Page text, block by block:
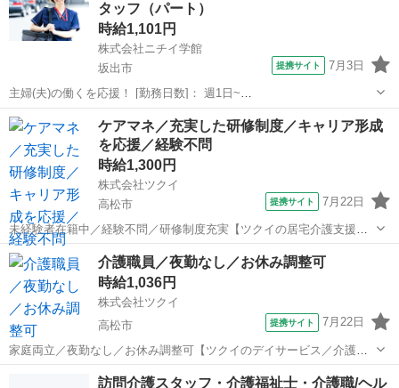
タッフ（パート）
時給1,101円
株式会社ニチイ学館
坂出市
提携サイト 7月3日
主婦(夫)の働くを応援！ [勤務日数]： 週1日~
10:00~16:00/09:00~15:00/08:00~12:00/09:00~17:00/10:00~18:00 月/
火/水/木/金/土/日 などから選べます [...
香川 ケアマネージャー
ケアマネ／充実した研修制度／キャリア形成
を応援／経験不問
時給1,300円
株式会社ツクイ
高松市
提携サイト 7月22日
未経験者在籍中／経験不問／研修制度充実【ツクイの居宅介護支援／
ケアマネジャー求人】 未経験者求人！ツクイでケアマネジャーにチャ
レンジ！資格取得支援、研修制度を活用してキャリアアップ可能！
【仕事内容】 ご利用者様とご家族...
香川 ケアマネージャー
介護職員／夜勤なし／お休み調整可
時給1,036円
株式会社ツクイ
高松市
提携サイト 7月22日
家庭両立／夜勤なし／お休み調整可【ツクイのデイサービス／介護ス
タッフ求人】 【ツクイで働く推しポイント★】 ・髪色・髪型自由◎ネ高松市 訪問介護
訪問介護スタッフ・介護福祉士・介護職/ヘル